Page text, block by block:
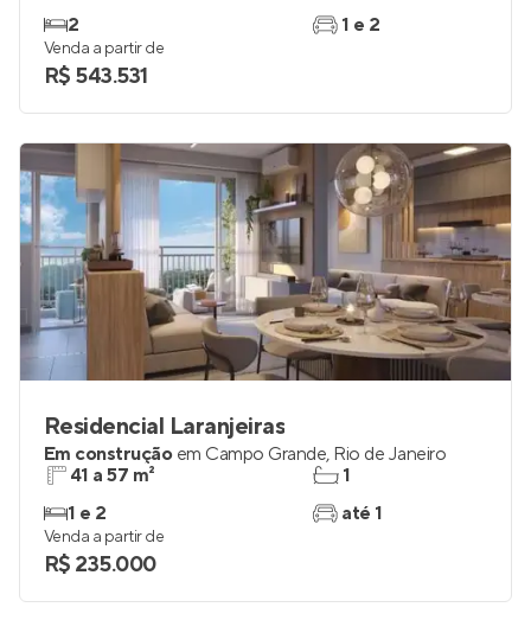
2
1 e 2
Venda a partir de
R$ 543.531
Residencial Laranjeiras
Em construção em Campo Grande, Rio de Janeiro
41 a 57 m²
1 e 2
1
até 1
Venda a partir de
R$ 235.000